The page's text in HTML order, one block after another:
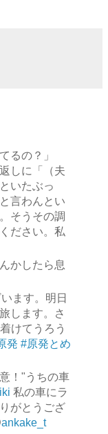
るの？」
しに「（夫
いたぶっ
言わんとい
そうその調
ださい。私
かしたら息
ます。明日
します。さ
けてうろう
発 #原発とめ
！"うちの車
私の車にラ
がとうござ
ankake_t